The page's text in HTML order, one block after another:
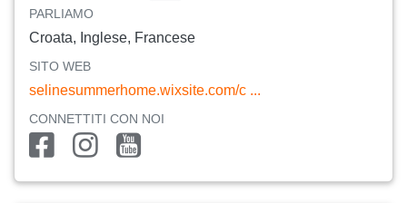
PARLIAMO
Croata, Inglese, Francese
SITO WEB
selinesummerhome.wixsite.com/c ...
CONNETTITI CON NOI